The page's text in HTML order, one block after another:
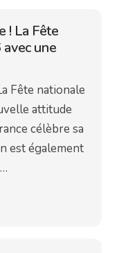
! La Fête
une
Fête nationale
attitude
célèbre sa
est également